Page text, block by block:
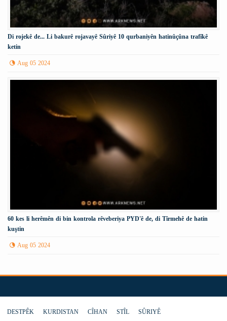
Di rojekê de... Li bakurê rojavayê Sûriyê 10 qurbaniyên hatinûçûna trafîkê
ketin
Aug 05 2024
60 kes li herêmên di bin kontrola rêveberiya PYD'ê de, di Tîrmehê de hatin
kuştin
Aug 05 2024
DESTPÊK KURDISTAN CÎHAN STÎL SÛRIYÊ